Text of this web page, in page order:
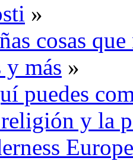
»
cosas
y más »
puedes
y la
Europe